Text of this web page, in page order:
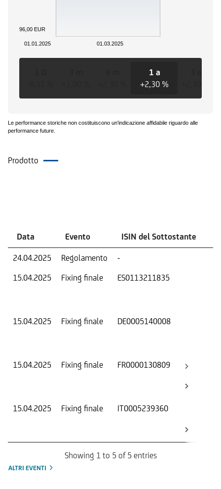
01.03.2025
01.01.2025
96,00 EUR
1 a
+2,30 %
Le performance storiche non costituiscono un'indicazione affidabile riguardo alle
performance future.
Prodotto
Data Evento ISIN del Sottostante
24.04.2025 Regolamento -
15.04.2025
Fixing finale ES0113211835
15.04.2025
Fixing finale DE0005140008
15.04.2025
Fixing finale FR0000130809
15.04.2025
Fixing finale IT0005239360
Showing 1 to 5 of 5 entries
ALTRI EVENTI